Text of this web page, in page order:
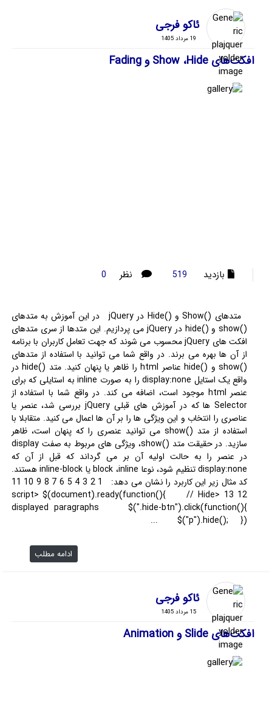
ئاکو فرجی
19 مرداد 1405
افکت‌های Show ،Hide و Fading
بازدید 519 نظر 0
متدهای ()Show و ()Hide در jQuery در این آموزش به متدهای
()show و ()hide در jQuery می پردازیم. این متدها از سری متدهای
افکت های jQuery محسوب می شوند که جهت تعامل کاربران با برنامه
از آن ها بهره می برند. در واقع شما می توانید با استفاده از متدهای
()show و ()hide عناصر html را ظاهر یا پنهان کنید. متد ()hide در
واقع یک استایل display:none را به صورت inline به استایلی که برای
عنصر html موجود است، اضافه می کند. در واقع شما با استفاده از
Selector ها که در آموزش های قبلی jQuery بررسی شد، عنصر یا
عناصری را انتخاب و این ویژگی ها را بر آن ها اعمال می کنید. متقابلا با
استفاده از متد ()show می توانید عنصری را که پنهان است، ظاهر
سازید. در حقیقت متد ()show، ویژگی های مربوط به صفت display
در عنصر را به حالت اولیه آن بر می گرداند که قبل از آن که
display:none تنظیم شود، نوعا block ،inline یا inline-block هستند.
کد مثال زیر این کاربرد را نشان می دهد: 1 2 3 4 5 6 7 8 9 10 11
12 13 <script> $(document).ready(function(){ // Hide
displayed paragraphs $(".hide-btn").click(function(){
$("p").hide(); })...
ادامه مطلب
ئاکو فرجی
15 مرداد 1405
افکت‌های Slide و Animation